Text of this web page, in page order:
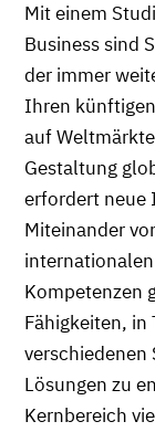
Mit einem
Business sind
der immer
Ihren
auf
Gestaltung
erfordert neue
Miteinander
Kompetenzen
Fähigkeiten, in
verschiedenen
Lösungen zu
Kernbereich